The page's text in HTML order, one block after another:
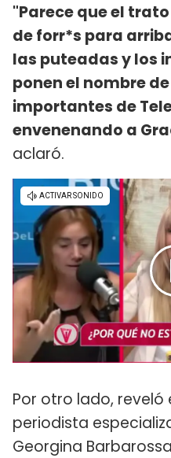
"Parece que el
de forr*s para
las puteadas y los
ponen el nombre
importantes de
envenenando a
aclaró.
Por otro lado, reveló
periodista
Georgina